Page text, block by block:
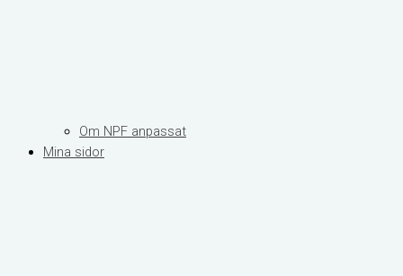
Om NPF anpassat
Mina sidor